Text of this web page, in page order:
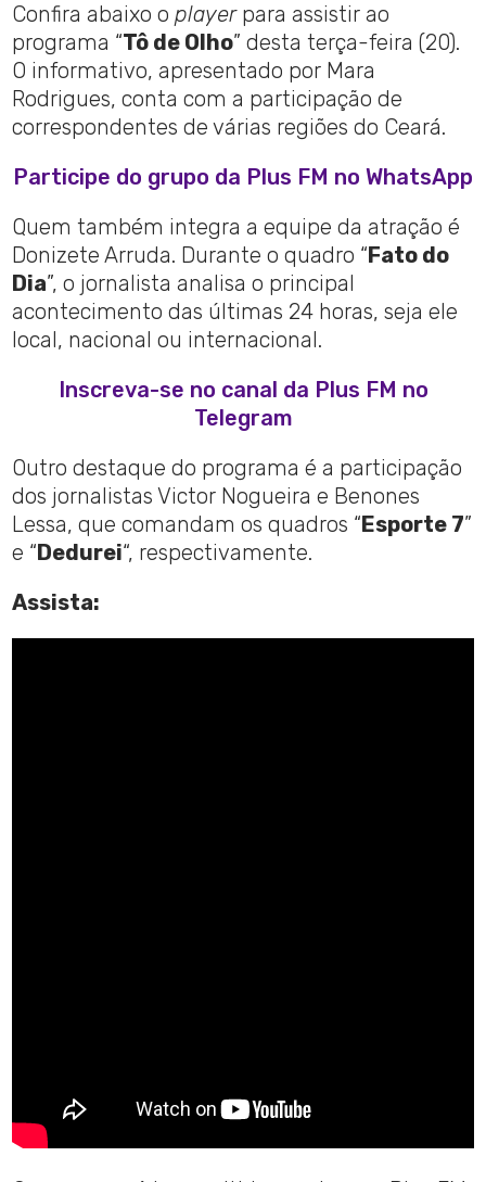
Confira abaixo oplayer para assistir ao
programa “Tô de Olho” desta terça-feira (20).
O informativo, apresentado por Mara
Rodrigues, conta com a participação de
correspondentes de várias regiões do Ceará.
Participe do grupo da Plus FM no WhatsApp
Quem também integra a equipe da atração é
Donizete Arruda. Durante o quadro “ Fato do
Dia”, o jornalista analisa o principal
acontecimento das últimas 24 horas, seja ele
local, nacional ou internacional.
Inscreva-se no canal da Plus FM no
Telegram
Outro destaque do programa é a participação
dos jornalistas Victor Nogueira e Benones
Lessa, que comandam os quadros “ Esporte 7”
e “ Dedurei“, respectivamente.
Assista: